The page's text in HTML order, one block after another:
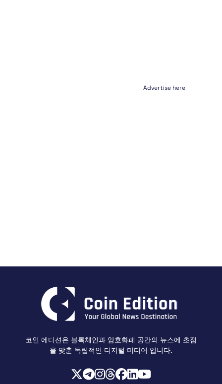
Advertise here
코인 에디션은 블록체인과 암호화폐 공간의 뉴스에 초점
을 맞춘 독립적인 디지털 미디어 입니다.